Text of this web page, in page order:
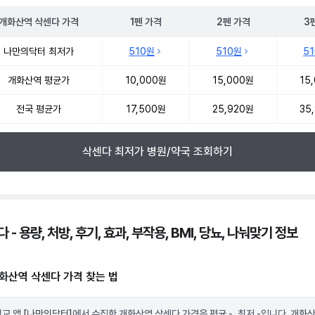
화산역 삭센다가격 1펜 가격 2펜 가격 3
나만의닥터 최저가 510원 510원
개화산역 평균가 10,000원 15,000원
전국 평균가 17,500원 25,920원
삭센다 최저가 병원/약국 조회하기
- 용량, 처방, 후기, 효과, 부작용, BMI, 당뇨, 나눠맞기 정보
산역 삭센다 가격 찾는 법